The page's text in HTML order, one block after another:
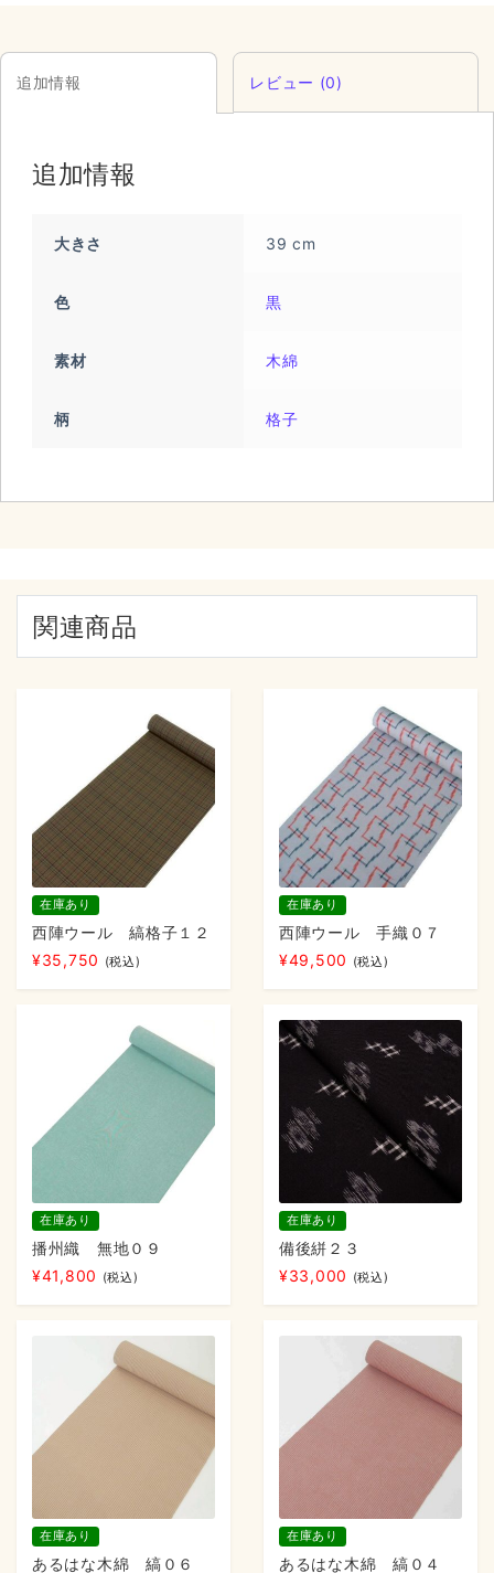
追加情報 レビュー (0)
追加情報
大きさ 39 cm
色 黒
素材 木綿
柄 格子
関連商品
在庫あり
西陣ウール 縞格子１２
¥35,750 (税込)
在庫あり
西陣ウール 手織０７
¥49,500 (税込)
在庫あり
播州織 無地０９
¥41,800 (税込)
在庫あり
備後絣２３
¥33,000 (税込)
在庫あり
あるはな木綿 縞０６
在庫あり
あるはな木綿 縞０４